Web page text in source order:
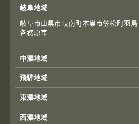
岐阜地域
岐阜市山県市岐南町本巣市笠松町羽
各務原市
中濃地域
飛騨地域
東濃地域
西濃地域